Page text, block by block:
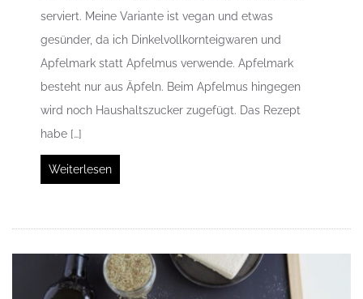
serviert. Meine Variante ist vegan und etwas
gesünder, da ich Dinkelvollkornteigwaren und
Apfelmark statt Apfelmus verwende. Apfelmark
besteht nur aus Äpfeln. Beim Apfelmus hingegen
wird noch Haushaltszucker zugefügt. Das Rezept
habe […]
Weiterlesen